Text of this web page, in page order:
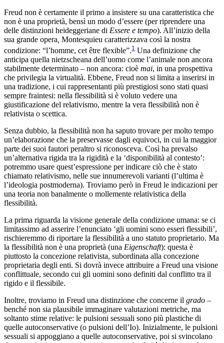
Freud non è certamente il primo a insistere su una caratteristica che
non è una proprietà, bensì un modo d’essere (per riprendere una
delle distinzioni heideggeriane di Essere e tempo). All’inizio della
sua grande opera Montesquieu caratterizzava così la nostra
condizione: “l’homme, cet être flexible”.1 Una definizione che
anticipa quella nietzscheana dell’uomo come l’animale non ancora
stabilmente determinato – non ancora: cioè mai, in una prospettiva
che privilegia la virtualità. Ebbene, Freud non si limita a inserirsi in
una tradizione, i cui rappresentanti più prestigiosi sono stati quasi
sempre fraintesi: nella flessibilità si è voluto vedere una
giustificazione del relativismo, mentre la vera flessibilità non è
relativista o scettica.
Senza dubbio, la flessibilità non ha saputo trovare per molto tempo
un’elaborazione che la preservasse dagli equivoci, in cui la maggior
parte dei suoi fautori peraltro si riconosceva. Così ha prevalso
un’alternativa rigida tra la rigidità e la ‘disponibilità al contesto’:
potremmo usare quest’espressione per indicare ciò che è stato
chiamato relativismo, nelle sue innumerevoli varianti (l’ultima è
l’ideologia postmoderna). Troviamo però in Freud le indicazioni per
una teoria non banalmente o mollemente relativistica della
flessibilità.
La prima riguarda la visione generale della condizione umana: se ci
limitassimo ad asserire l’enunciato ‘gli uomini sono esseri flessibili’,
rischieremmo di riportare la flessibilità a uno statuto proprietario. Ma
la flessibilità non è una proprietà (una Eigenschaft): questa è
piuttosto la concezione relativista, subordinata alla concezione
proprietaria degli enti. Si dovrà invece attribuire a Freud una visione
conflittuale, secondo cui gli uomini sono definiti dal conflitto tra il
rigido e il flessibile.
Inoltre, troviamo in Freud una distinzione che concerne il grado –
benché non sia plausibile immaginare valutazioni metriche, ma
soltanto stime relative: le pulsioni sessuali sono più plastiche di
quelle autoconservative (o pulsioni dell’Io). Inizialmente, le pulsioni
sessuali si appoggiano a quelle autoconservative, poi si svincolano